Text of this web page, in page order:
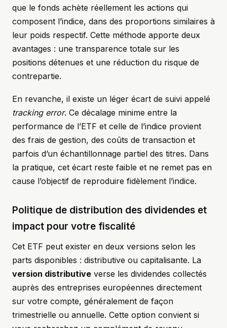
que le fonds achète réellement les actions qui
composent l’indice, dans des proportions similaires à
leur poids respectif. Cette méthode apporte deux
avantages : une transparence totale sur les
positions détenues et une réduction du risque de
contrepartie.
En revanche, il existe un léger écart de suivi appelé
tracking error. Ce décalage minime entre la
performance de l’ETF et celle de l’indice provient
des frais de gestion, des coûts de transaction et
parfois d’un échantillonnage partiel des titres. Dans
la pratique, cet écart reste faible et ne remet pas en
cause l’objectif de reproduire fidèlement l’indice.
Politique de distribution des dividendes et
impact pour votre fiscalité
Cet ETF peut exister en deux versions selon les
parts disponibles : distributive ou capitalisante. La
version distributive verse les dividendes collectés
auprès des entreprises européennes directement
sur votre compte, généralement de façon
trimestrielle ou annuelle. Cette option convient si